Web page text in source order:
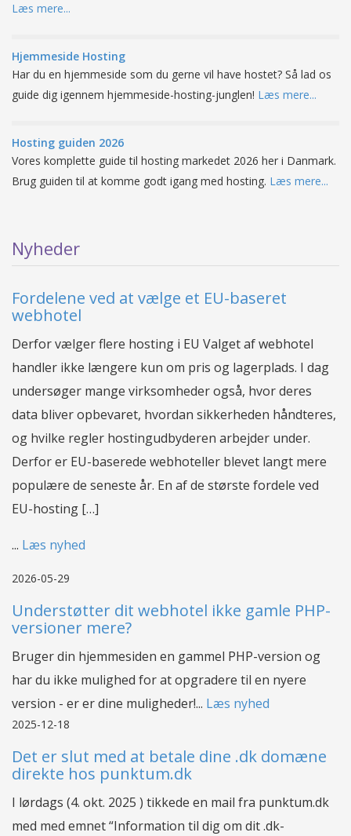
Læs mere...
Hjemmeside Hosting
Har du en hjemmeside som du gerne vil have hostet? Så lad os
guide dig igennem hjemmeside-hosting-junglen! Læs mere...
Hosting guiden 2026
Vores komplette guide til hosting markedet 2026 her i Danmark.
Brug guiden til at komme godt igang med hosting. Læs mere...
Nyheder
Fordelene ved at vælge et EU-baseret
webhotel
Derfor vælger flere hosting i EU Valget af webhotel
handler ikke længere kun om pris og lagerplads. I dag
undersøger mange virksomheder også, hvor deres
data bliver opbevaret, hvordan sikkerheden håndteres,
og hvilke regler hostingudbyderen arbejder under.
Derfor er EU-baserede webhoteller blevet langt mere
populære de seneste år. En af de største fordele ved
EU-hosting […]
... Læs nyhed
2026-05-29
Understøtter dit webhotel ikke gamle PHP-
versioner mere?
Bruger din hjemmesiden en gammel PHP-version og
har du ikke mulighed for at opgradere til en nyere
version - er er dine muligheder!... Læs nyhed
2025-12-18
Det er slut med at betale dine .dk domæne
direkte hos punktum.dk
I lørdags (4. okt. 2025 ) tikkede en mail fra punktum.dk
med med emnet “Information til dig om dit .dk-